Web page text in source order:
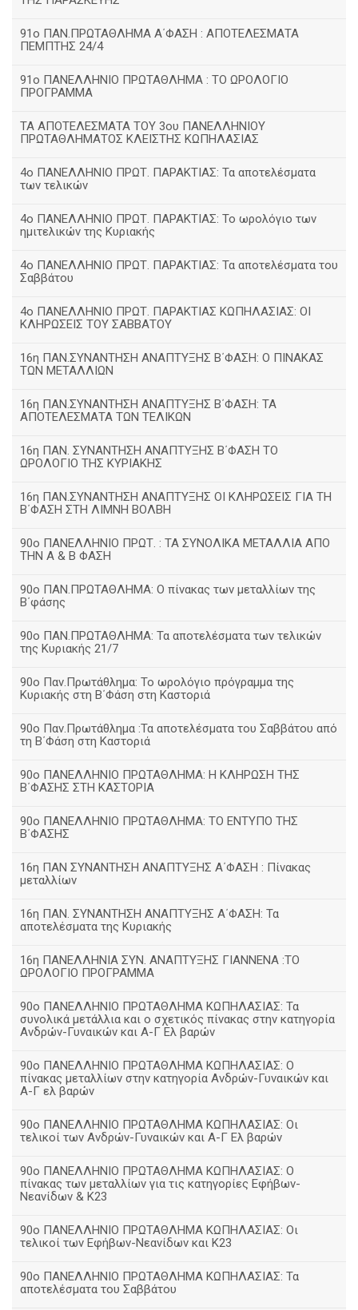
91ο ΠΑΝ.ΠΡΩΤΑΘΛΗΜΑ Α΄ΦΑΣΗ : ΑΠΟΤΕΛΕΣΜΑΤΑ
ΠΕΜΠΤΗΣ 24/4
91ο ΠΑΝΕΛΛΗΝΙΟ ΠΡΩΤΑΘΛΗΜΑ : ΤΟ ΩΡΟΛΟΓΙΟ
ΠΡΟΓΡΑΜΜΑ
ΤΑ ΑΠΟΤΕΛΕΣΜΑΤΑ ΤΟΥ 3ου ΠΑΝΕΛΛΗΝΙΟΥ
ΠΡΩΤΑΘΛΗΜΑΤΟΣ ΚΛΕΙΣΤΗΣ ΚΩΠΗΛΑΣΙΑΣ
4ο ΠΑΝΕΛΛΗΝΙΟ ΠΡΩΤ. ΠΑΡΑΚΤΙΑΣ: Τα αποτελέσματα
των τελικών
4ο ΠΑΝΕΛΛΗΝΙΟ ΠΡΩΤ. ΠΑΡΑΚΤΙΑΣ: Το ωρολόγιο των
ημιτελικών της Κυριακής
4ο ΠΑΝΕΛΛΗΝΙΟ ΠΡΩΤ. ΠΑΡΑΚΤΙΑΣ: Τα αποτελέσματα του
Σαββάτου
4ο ΠΑΝΕΛΛΗΝΙΟ ΠΡΩΤ. ΠΑΡΑΚΤΙΑΣ ΚΩΠΗΛΑΣΙΑΣ: ΟΙ
ΚΛΗΡΩΣΕΙΣ ΤΟΥ ΣΑΒΒΑΤΟΥ
16η ΠΑΝ.ΣΥΝΑΝΤΗΣΗ ΑΝΑΠΤΥΞΗΣ Β΄ΦΑΣΗ: Ο ΠΙΝΑΚΑΣ
ΤΩΝ ΜΕΤΑΛΛΙΩΝ
16η ΠΑΝ.ΣΥΝΑΝΤΗΣΗ ΑΝΑΠΤΥΞΗΣ Β΄ΦΑΣΗ: ΤΑ
ΑΠΟΤΕΛΕΣΜΑΤΑ ΤΩΝ ΤΕΛΙΚΩΝ
16η ΠΑΝ. ΣΥΝΑΝΤΗΣΗ ΑΝΑΠΤΥΞΗΣ Β΄ΦΑΣΗ ΤΟ
ΩΡΟΛΟΓΙΟ ΤΗΣ ΚΥΡΙΑΚΗΣ
16η ΠΑΝ.ΣΥΝΑΝΤΗΣΗ ΑΝΑΠΤΥΞΗΣ ΟΙ ΚΛΗΡΩΣΕΙΣ ΓΙΑ ΤΗ
Β΄ΦΑΣΗ ΣΤΗ ΛΙΜΝΗ ΒΟΛΒΗ
90ο ΠΑΝΕΛΛΗΝΙΟ ΠΡΩΤ. : ΤΑ ΣΥΝΟΛΙΚΑ ΜΕΤΑΛΛΙΑ ΑΠΟ
ΤΗΝ Α & Β ΦΑΣΗ
90ο ΠΑΝ.ΠΡΩΤΑΘΛΗΜΑ: Ο πίνακας των μεταλλίων της
Β΄φάσης
90ο ΠΑΝ.ΠΡΩΤΑΘΛΗΜΑ: Τα αποτελέσματα των τελικών
της Κυριακής 21/7
90ο Παν.Πρωτάθλημα: Το ωρολόγιο πρόγραμμα της
Κυριακής στη Β΄Φάση στη Καστοριά
90ο Παν.Πρωτάθλημα :Τα αποτελέσματα του Σαββάτου από
τη Β΄Φάση στη Καστοριά
90ο ΠΑΝΕΛΛΗΝΙΟ ΠΡΩΤΑΘΛΗΜΑ: Η ΚΛΗΡΩΣΗ ΤΗΣ
Β΄ΦΑΣΗΣ ΣΤΗ ΚΑΣΤΟΡΙΑ
90ο ΠΑΝΕΛΛΗΝΙΟ ΠΡΩΤΑΘΛΗΜΑ: ΤΟ ΕΝΤΥΠΟ ΤΗΣ
Β΄ΦΑΣΗΣ
16η ΠΑΝ ΣΥΝΑΝΤΗΣΗ ΑΝΑΠΤΥΞΗΣ Α΄ΦΑΣΗ : Πίνακας
μεταλλίων
16η ΠΑΝ. ΣΥΝΑΝΤΗΣΗ ΑΝΑΠΤΥΞΗΣ Α΄ΦΑΣΗ: Τα
αποτελέσματα της Κυριακής
16η ΠΑΝΕΛΛΗΝΙΑ ΣΥΝ. ΑΝΑΠΤΥΞΗΣ ΓΙΑΝΝΕΝΑ :ΤΟ
ΩΡΟΛΟΓΙΟ ΠΡΟΓΡΑΜΜΑ
90ο ΠΑΝΕΛΛΗΝΙΟ ΠΡΩΤΑΘΛΗΜΑ ΚΩΠΗΛΑΣΙΑΣ: Τα
συνολικά μετάλλια και ο σχετικός πίνακας στην κατηγορία
Ανδρών-Γυναικών και Α-Γ Ελ βαρών
90ο ΠΑΝΕΛΛΗΝΙΟ ΠΡΩΤΑΘΛΗΜΑ ΚΩΠΗΛΑΣΙΑΣ: Ο
πίνακας μεταλλίων στην κατηγορία Ανδρών-Γυναικών και
Α-Γ ελ βαρών
90ο ΠΑΝΕΛΛΗΝΙΟ ΠΡΩΤΑΘΛΗΜΑ ΚΩΠΗΛΑΣΙΑΣ: Οι
τελικοί των Ανδρών-Γυναικών και Α-Γ Ελ βαρών
90ο ΠΑΝΕΛΛΗΝΙΟ ΠΡΩΤΑΘΛΗΜΑ ΚΩΠΗΛΑΣΙΑΣ: Ο
πίνακας των μεταλλίων για τις κατηγορίες Εφήβων-
Νεανίδων & Κ23
90ο ΠΑΝΕΛΛΗΝΙΟ ΠΡΩΤΑΘΛΗΜΑ ΚΩΠΗΛΑΣΙΑΣ: Οι
τελικοί των Εφήβων-Νεανίδων και Κ23
90o ΠΑΝΕΛΛΗΝΙΟ ΠΡΩΤΑΘΛΗΜΑ ΚΩΠΗΛΑΣΙΑΣ: Τα
αποτελέσματα του Σαββάτου